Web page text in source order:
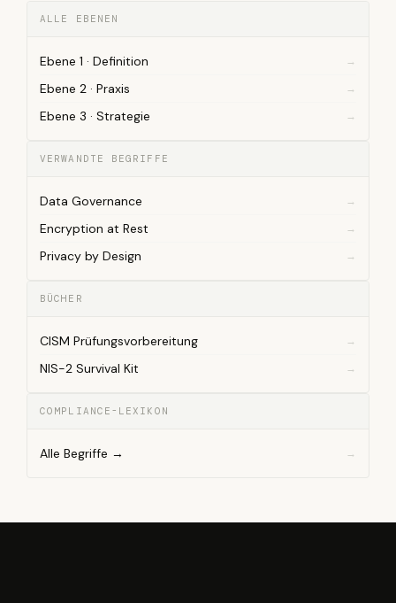
ALLE EBENEN
Ebene 1 · Definition
Ebene 2 · Praxis
Ebene 3 · Strategie
VERWANDTE BEGRIFFE
Data Governance
Encryption at Rest
Privacy by Design
BÜCHER
CISM Prüfungsvorbereitung
NIS-2 Survival Kit
COMPLIANCE-LEXIKON
Alle Begriffe →